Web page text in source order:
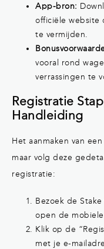
App-bron:
officiële website
te vermijden.
vooral rond
verrassingen te
Registratie
Handleiding
Het aanmaken van
maar volg deze
registratie:
Bezoek de
open de
Klik op de
met je e-